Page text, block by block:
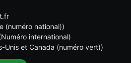
(numéro national))
international)
Unis et Canada (numéro vert))